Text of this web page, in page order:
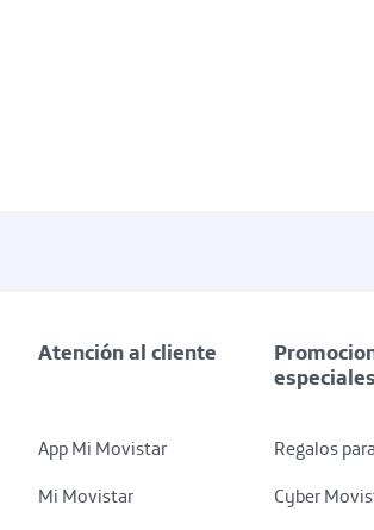
Atención al cliente
App Mi Movistar
Mi Movistar
especiales
Regalos
Cyber